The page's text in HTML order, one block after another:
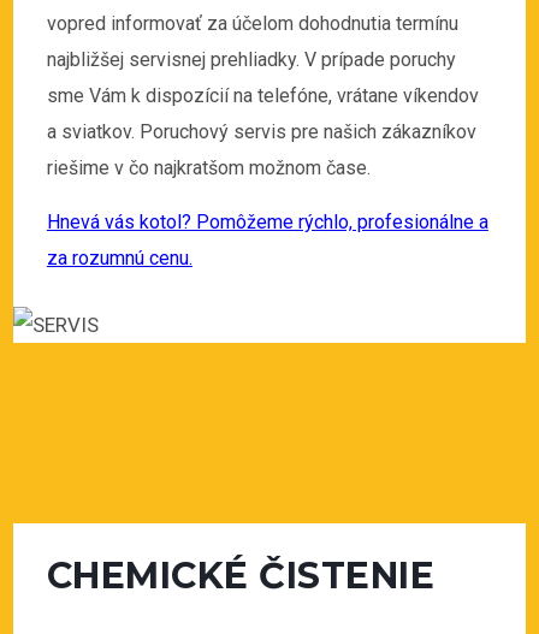
vopred informovať za účelom dohodnutia termínu
najbližšej servisnej prehliadky. V prípade poruchy
sme Vám k dispozícií na telefóne, vrátane víkendov
a sviatkov. Poruchový servis pre našich zákazníkov
riešime v čo najkratšom možnom čase.
Hnevá vás kotol? Pomôžeme rýchlo, profesionálne a
za rozumnú cenu.
CHEMICKÉ ČISTENIE